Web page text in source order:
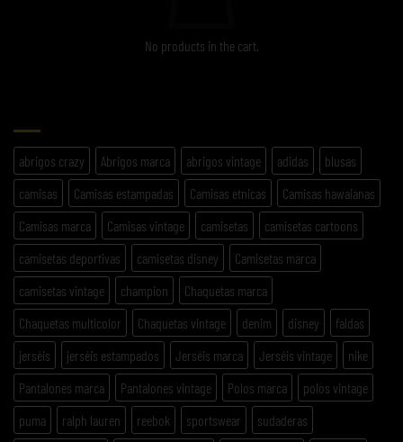
No products in the cart.
abrigos crazy Abrigos marca abrigos vintage adidas
blusas
camisas
Camisas estampadas Camisas etnicas
Camisas hawaianas
Camisas marca
Camisas vintage camisetas
camisetas cartoons
camisetas deportivas
camisetas disney
Camisetas marca
camisetas vintage
champion
Chaquetas marca
Chaquetas multicolor
Chaquetas vintage denim disney
faldas
jerséis
jerséis estampados Jerséis marca Jerséis vintage
nike
Pantalones marca
Pantalones vintage Polos marca
polos vintage
puma
ralph lauren reebok sportswear
sudaderas